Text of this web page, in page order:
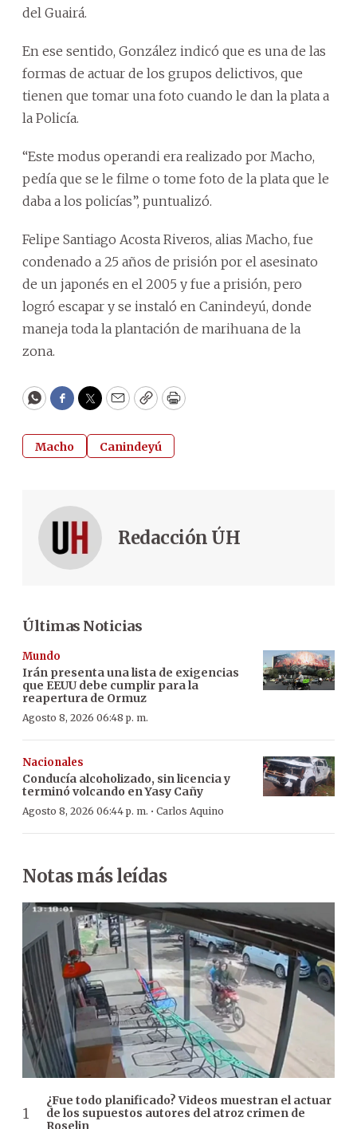
del Guairá.
En ese sentido, González indicó que es una de las
formas de actuar de los grupos delictivos, que
tienen que tomar una foto cuando le dan la plata a
la Policía.
“Este modus operandi era realizado por Macho,
pedía que se le filme o tome foto de la plata que le
daba a los policías”, puntualizó.
Felipe Santiago Acosta Riveros, alias Macho, fue
condenado a 25 años de prisión por el asesinato
de un japonés en el 2005 y fue a prisión, pero
logró escapar y se instaló en Canindeyú, donde
maneja toda la plantación de marihuana de la
zona.
WhatsApp
Facebook
Twitter
EmailCopyPrint
Macho Canindeyú
Redacción ÚH
Últimas Noticias
Mundo
Irán presenta una lista de exigencias
que EEUU debe cumplir para la
reapertura de Ormuz
Agosto 8, 2026 06:48 p. m.
Nacionales
Conducía alcoholizado, sin licencia y
terminó volcando en Yasy Cañy
Agosto 8, 2026 06:44 p. m. · Carlos Aquino
Notas más leídas
¿Fue todo planificado? Videos muestran el actuar
de los supuestos autores del atroz crimen de
Roselin